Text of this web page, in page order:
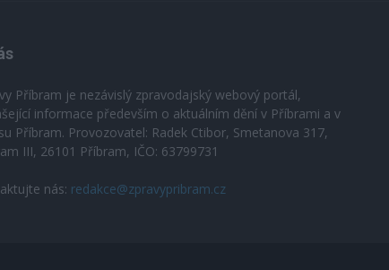
Příbram je nezávislý zpravodajský webový portál,
informace především o aktuálním dění v Příbrami a v
Příbram. Provozovatel: Radek Ctibor, Smetanova 317,
III, 26101 Příbram, IČO: 63799731
nás: redakce@zpravypribram.cz